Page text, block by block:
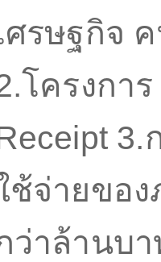
ศรษฐกิจ
โครงกา
3.
ช้จ่ายขอ
ว่าล้านบ